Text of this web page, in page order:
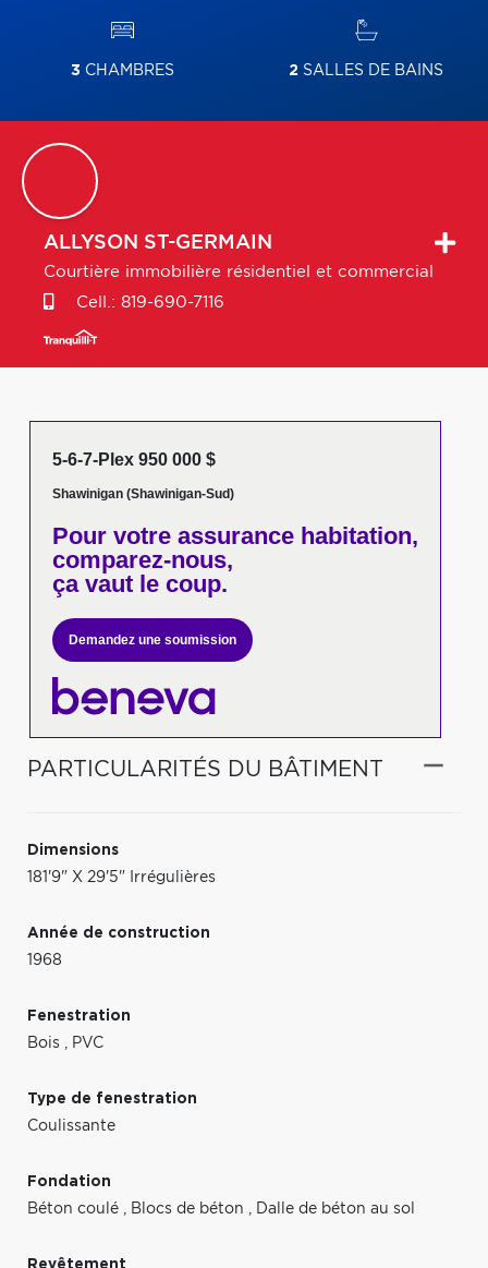
3 CHAMBRES 2 SALLES DE BAINS
ALLYSON ST-GERMAIN
Courtière immobilière résidentiel et commercial
Cell.: 819-690-7116
5-6-7-Plex 950 000 $
Shawinigan (Shawinigan-Sud)
Pour votreassurance habitation,
comparez-nous,
ça vaut le coup.
Demandez une soumission
PARTICULARITÉS DU BÂTIMENT
Dimensions
181'9" X 29'5" Irrégulières
Année de construction
1968
Fenestration
Bois , PVC
Type de fenestration
Coulissante
Fondation
Béton coulé , Blocs de béton , Dalle de béton au sol
Revêtement